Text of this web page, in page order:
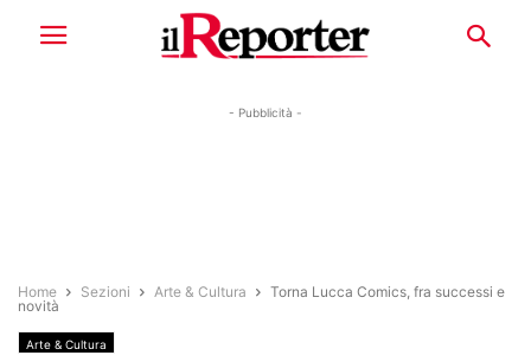
- Pubblicità -
Home Sezioni Arte & Cultura
Torna Lucca Comics, fra successi e
novità
Arte & Cultura